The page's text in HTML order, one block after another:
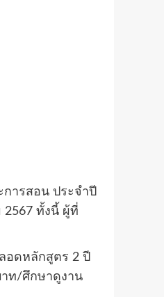
ารสอน ประจำปี
2567 ทั้งนี้ ผู้ที่
อดหลักสูตร 2 ปี
าท/ศึกษาดูงาน